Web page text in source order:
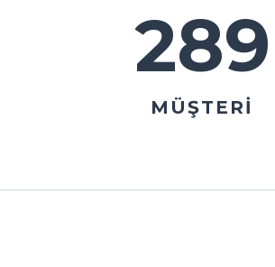
289
MÜŞTERİ